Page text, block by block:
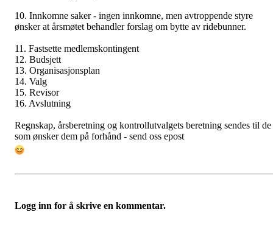
10. Innkomne saker - ingen innkomne, men avtroppende styre
ønsker at årsmøtet behandler forslag om bytte av ridebunner.
11. Fastsette medlemskontingent
12. Budsjett
13. Organisasjonsplan
14. Valg
15. Revisor
16. Avslutning
Regnskap, årsberetning og kontrollutvalgets beretning sendes til de
som ønsker dem på forhånd - send oss epost
Logg inn for å skrive en kommentar.